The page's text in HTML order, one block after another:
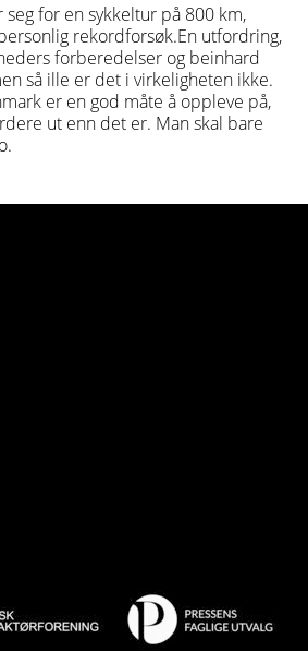
for en sykkeltur på 800 km,
rekordforsøk.En utfordring,
forberedelser og beinhard
så ille er det i virkeligheten ikke.
er en god måte å oppleve på,
ut enn det er. Man skal bare